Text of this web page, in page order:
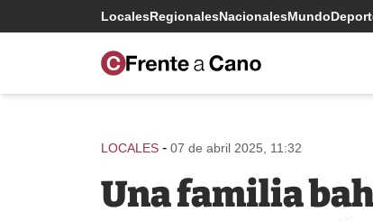
LocalesRegionalesNacionalesMundo
LOCALES - 07 de abril 2025, 11:32
Una familia